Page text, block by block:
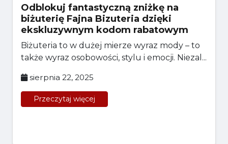
Odblokuj fantastyczną zniżkę na
biżuterię Fajna Bizuteria dzięki
ekskluzywnym kodom rabatowym
Biżuteria to w dużej mierze wyraz mody – to
także wyraz osobowości, stylu i emocji. Niezal...
sierpnia 22, 2025
Przeczytaj więcej